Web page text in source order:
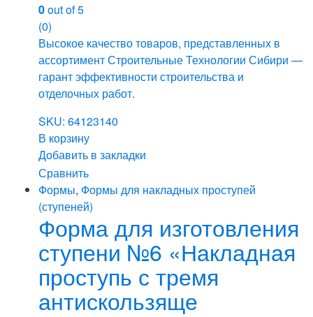
0out of 5
(0)
Высокое качество товаров, представленных в
ассортимент Строительные Технологии Сибири —
гарант эффективности строительства и
отделочных работ.
SKU: 64123140
В корзину
Добавить в закладки
Сравнить
Формы, Формы для накладных проступей
(ступеней)
Форма для изготовления
ступени №6 «Накладная
проступь с тремя
антискользяще